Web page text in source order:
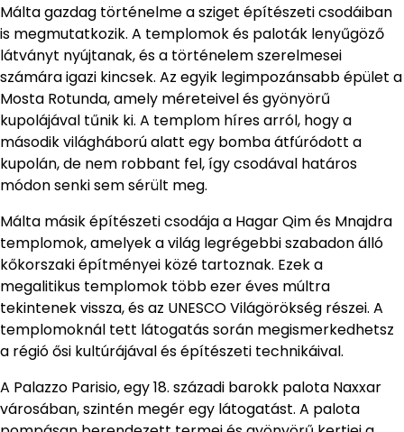
Málta gazdag történelme a sziget építészeti csodáiban
is megmutatkozik. A templomok és paloták lenyűgöző
látványt nyújtanak, és a történelem szerelmesei
számára igazi kincsek. Az egyik legimpozánsabb épület a
Mosta Rotunda, amely méreteivel és gyönyörű
kupolájával tűnik ki. A templom híres arról, hogy a
második világháború alatt egy bomba átfúródott a
kupolán, de nem robbant fel, így csodával határos
módon senki sem sérült meg.
Málta másik építészeti csodája a Hagar Qim és Mnajdra
templomok, amelyek a világ legrégebbi szabadon álló
kőkorszaki építményei közé tartoznak. Ezek a
megalitikus templomok több ezer éves múltra
tekintenek vissza, és az UNESCO Világörökség részei. A
templomoknál tett látogatás során megismerkedhetsz
a régió ősi kultúrájával és építészeti technikáival.
A Palazzo Parisio, egy 18. századi barokk palota Naxxar
városában, szintén megér egy látogatást. A palota